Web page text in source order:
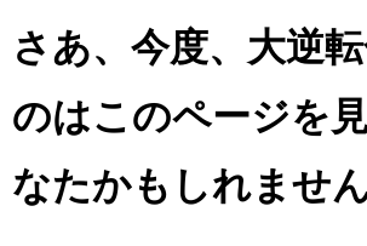
さあ、今度、大逆
のはこのページを
なたかもしれません